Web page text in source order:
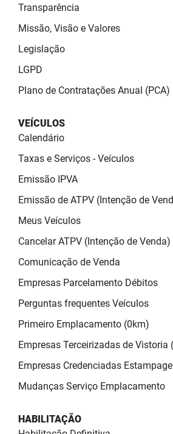
Rádio Tabajara
SUDEMA
Transparência
Missão, Visão e Valores
Legislação
LGPD
Plano de Contratações Anual (PCA)
VEÍCULOS
Calendário
Taxas e Serviços - Veículos
Emissão IPVA
Emissão de ATPV (Intenção de
Meus Veículos
Cancelar ATPV (Intenção de Venda)
Comunicação de Venda
Empresas Parcelamento Débitos
Perguntas frequentes Veículos
Primeiro Emplacamento (0km)
Empresas Terceirizadas de Vistoria
Empresas Credenciadas
Mudanças Serviço Emplacamento
HABILITAÇÃO